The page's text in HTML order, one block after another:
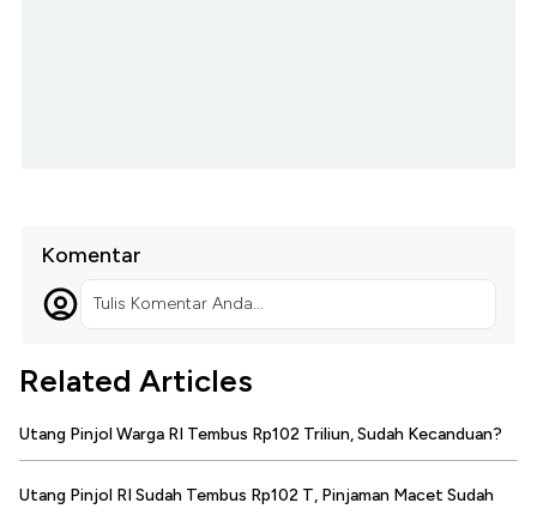
Komentar
Tulis Komentar Anda...
Related Articles
Utang Pinjol Warga RI Tembus Rp102 Triliun, Sudah Kecanduan?
Utang Pinjol RI Sudah Tembus Rp102 T, Pinjaman Macet Sudah